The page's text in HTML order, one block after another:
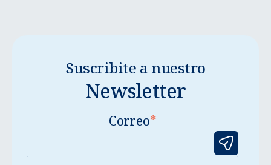
Suscribite a nuestro
Newsletter
Correo*